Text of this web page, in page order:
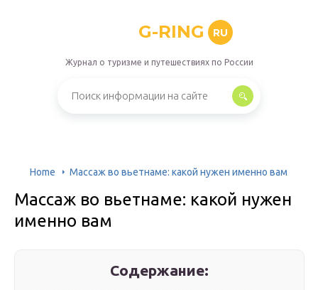
G-RING RU
Журнал о туризме и путешествиях по России
Home Массаж во вьетнаме: какой нужен именно вам
Массаж во вьетнаме: какой нужен
именно вам
Содержание: